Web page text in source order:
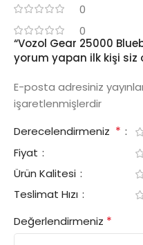
0
0
“Vozol Gear 25000
yorum yapan ilk kişi siz
E-posta adresiniz
işaretlenmişlerdir
Derecelendirmeniz *
Fiyat
Ürün Kalitesi
Teslimat Hızı
Değerlendirmeniz *